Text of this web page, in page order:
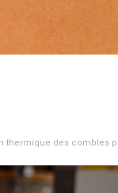
thermique des combles